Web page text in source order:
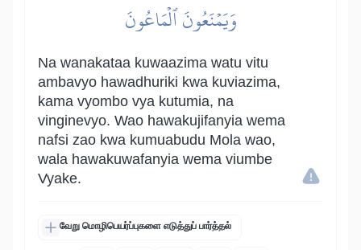
وَيَمۡنَعُونَ ٱلۡمَاعُونَ
Na wanakataa kuwaazima watu vitu
ambavyo hawadhuriki kwa kuviazima,
kama vyombo vya kutumia, na
vinginevyo. Wao hawakujifanyia wema
nafsi zao kwa kumuabudu Mola wao,
wala hawakuwafanyia wema viumbe
Vyake.
வேறு மொழிபெயர்ப்புகளை எடுத்துப் பார்த்தல்